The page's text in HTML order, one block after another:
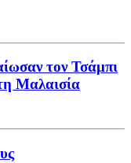
τον Τσάμπι
Μαλαισία